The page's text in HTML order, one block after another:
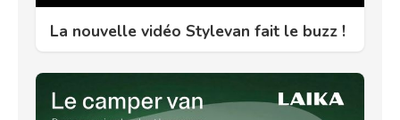
La nouvelle vidéo Stylevan fait le buzz !